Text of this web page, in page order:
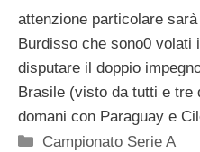
attenzione particolare
Burdisso che sono0 volati
disputare il doppio
Brasile (visto da tutti e
domani con Paraguay e
Categorie
Campionato Serie A